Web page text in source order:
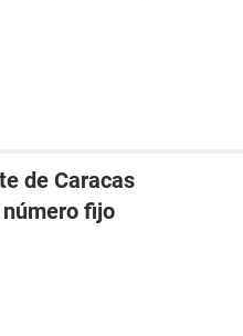
de Caracas
fijo